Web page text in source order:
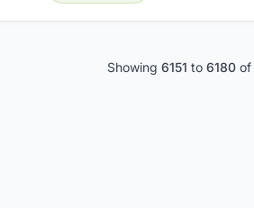
Showing 6151 to 6180of